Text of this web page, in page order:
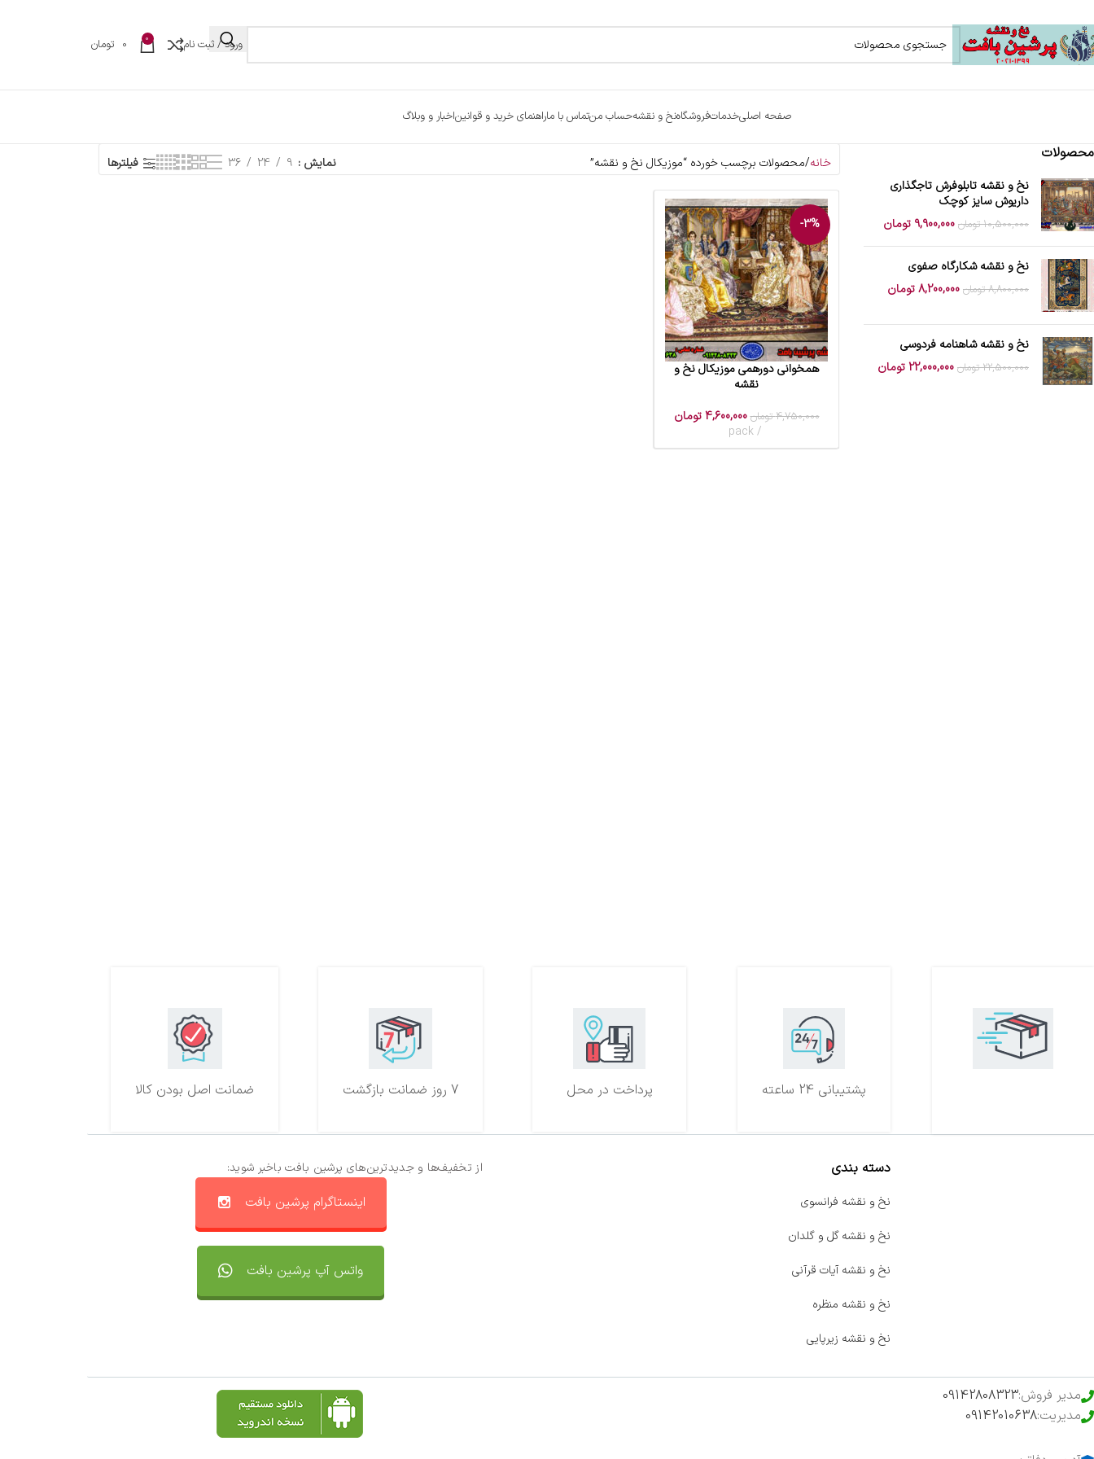
ورود / ثبت نام 0
0 تومان
صفحه اصلیخدماتفروشگاهنخ و نقشهحساب منتماس با ماراهنمای خرید و قوانیناخبار و وبلاگ
محصولات
نخ و نقشه تابلوفرش تاجگذاری
داریوش سایز کوچک
10,500,000 تومان 9,900,000 تومان
نخ و نقشه شکارگاه صفوی
8,800,000 تومان 8,200,000تومان
نخ و نقشه شاهنامه فردوسی
22,500,000 تومان 22,000,000تومان
خانه محصولات برچسب خورده “موزیکال نخ و نقشه” نمایش 9
24
36 فیلترها
-3%
افزودن به سبد خرید
همخوانی دورهمی موزیکال نخ و
نقشه
4,750,000 تومان 4,600,000 تومان
pack
ضمانت اصل بودن کالا 7 روز ضمانت بازگشت پرداخت در محل پشتیبانی 24 ساعته
از تخفیف‌ها و جدیدترین‌های پرشین بافت باخبر شوید:
اینستاگرام پرشین بافت
واتس آپ پرشین بافت
دسته بندی
نخ و نقشه فرانسوی
نخ و نقشه گل و گلدان
نخ و نقشه آیات قرآنی
نخ و نقشه منظره
نخ و نقشه زیرپایی
مدیر فروش:09142808323
مدیریت:09142010638